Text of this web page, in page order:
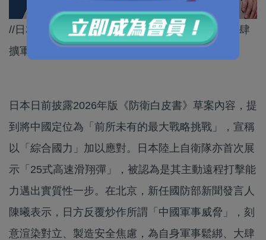
//日本賊喊捉賊，目的就係為咗自身軍事鬆綁、大肆
擴軍備武編織藉口。//
日本日前披露2026年版《防衛白皮書》草案內容，提
到將中國定位為「前所未有的最大戰略挑戰」，宣稱
以「綜合國力」加以應對。日本陸上自衛隊亦首次展
示「25式高速滑翔彈」，被認為是其主動遠程打擊能
力邁出實質性一步。在北京，新任國防部新聞發言人
陳曦表示，日方反覆炒作所謂「中國軍事威脅」，刻
意渲染對立、製造安全焦慮，為自身軍事鬆綁、大肆